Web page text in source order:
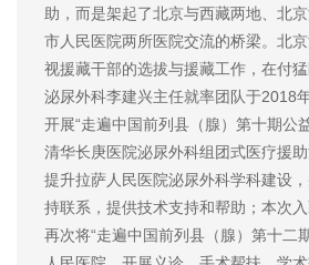
助，而是架起了北京与西藏两地、北
市人民医院两所医院交流的桥梁。北
视援藏干部的选拔与援藏工作，在付
泌尿外科李建兴主任就率团队于2018
开展“走遍中国前列县（腺）第十期公
清华长庚医院泌尿外科组团式医疗援
提升拉萨人民医院泌尿外科学科建设
持联系，提供技术支持和帮助；本次
再次将“走遍中国前列县（腺）第十二